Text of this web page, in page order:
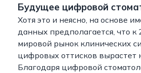
Будущее цифровой
Хотя это и неясно, на основе
данных предполагается, что к
мировой рынок клинических
цифровых оттисков вырастет
Благодаря цифровой